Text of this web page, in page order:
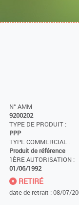
N° AMM
9200202
TYPE DE PRODUIT :
PPP
TYPE COMMERCIAL :
Produit de référence
1ÈRE AUTORISATION :
01/06/1992
RETIRÉ
date de retrait : 08/07/